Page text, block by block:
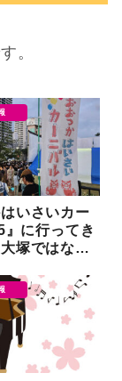
。
はいさいカー
』に行ってき
塚ではなく